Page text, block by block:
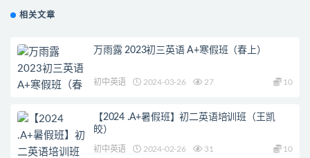
相关文章
万雨露 2023初三英语 A+寒假班（春上）
初中英语 2024-03-26 27 10
【2024 .A+暑假班】初二英语培训班（王凯
皎）
初中英语 2024-02-26 31 10